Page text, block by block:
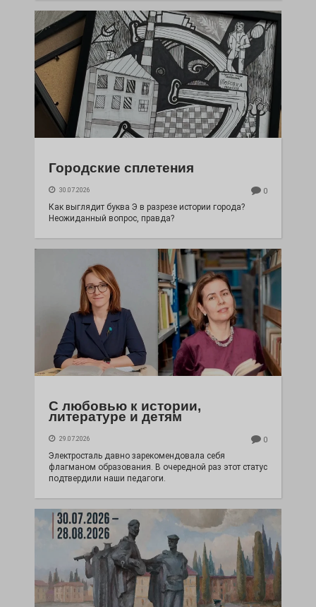
Городские сплетения
30.07.2026 0
Как выглядит буква Э в разрезе истории города?
Неожиданный вопрос, правда?
С любовью к истории,
литературе и детям
29.07.2026 0
Электросталь давно зарекомендовала себя
флагманом образования. В очередной раз этот статус
подтвердили наши педагоги.